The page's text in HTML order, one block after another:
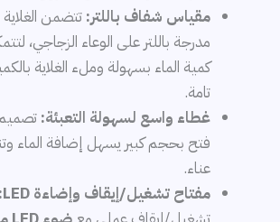
مقياس شفاف باللتر: تتضمن
مدرجة باللتر على الوعاء الزجاجي،
كمية الماء بسهولة وملء الغلاية
تامة.
غطاء واسع لسهولة التعبئة:
فتح بحجم كبير يسهل إضافة الماء
عناء.
مفتاح تشغيل/إيقاف وإضاءة LED: